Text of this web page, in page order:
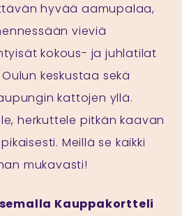
hyvää aamupalaa,
vieviä
kokous- ja juhlatilat
keskustaa sekä
kattojen yllä.
herkuttele pitkän kaavan
Meillä se kaikki
mukavasti!
Kauppakortteli